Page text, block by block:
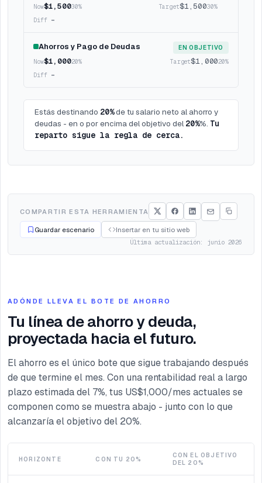
$1,50030% $1,50030%
-
Ahorros y Pago de Deudas
$1,00020% $1,00020%
-
EN OBJETIVO
Estás destinando 20%de tu salario neto al ahorro y
deudas - en o por encima del objetivo del 20%%. Tu
reparto sigue la regla de cerca.
COMPARTIR ESTA HERRAMIENTA
Guardar escenario Insertar en tu sitio web
Última actualización: junio 2026
ADÓNDE LLEVA EL BOTE DE AHORRO
Tu línea de ahorro y deuda,
proyectada hacia el futuro.
El ahorro es el único bote que sigue trabajando después
de que termine el mes. Con una rentabilidad real a largo
plazo estimada del 7%, tus US$1,000/mes actuales se
componen como se muestra abajo - junto con lo que
alcanzaría el objetivo del 20%.
HORIZONTE CON TU 20%
CON EL OBJETIVO
DEL 20%